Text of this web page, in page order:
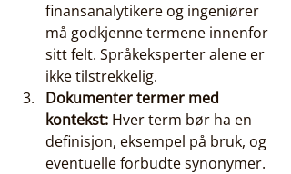
finansanalytikere og ingeniører
må godkjenne termene innenfor
sitt felt. Språkeksperter alene er
ikke tilstrekkelig.
Dokumenter termer med
kontekst: Hver term bør ha en
definisjon, eksempel på bruk, og
eventuelle forbudte synonymer.